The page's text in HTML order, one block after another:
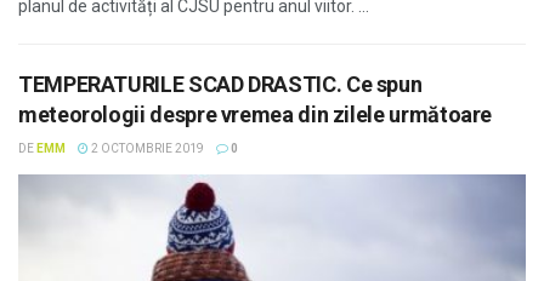
planul de activități al CJSU pentru anul viitor. ...
TEMPERATURILE SCAD DRASTIC. Ce spun
meteorologii despre vremea din zilele următoare
DE EMM 2 OCTOMBRIE 2019 0